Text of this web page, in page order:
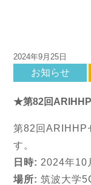
2024年9月25日
お知らせ
★第82回
第82回ARIHHP
す。
日時: 2024年10
場所: 筑波大学